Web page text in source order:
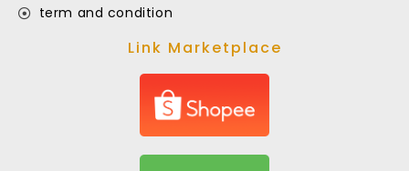
term and condition
Link Marketplace